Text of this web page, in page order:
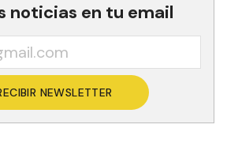
noticias en tu email
NEWSLETTER